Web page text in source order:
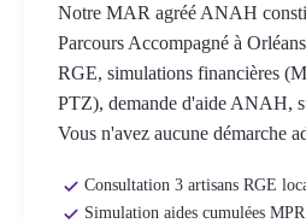
Notre MAR agréé ANAH
Parcours Accompagné à
RGE, simulations financières
PTZ), demande d'aide ANAH,
Vous n'avez aucune démarche
Consultation 3 artisans RGE
Simulation aides cumulées